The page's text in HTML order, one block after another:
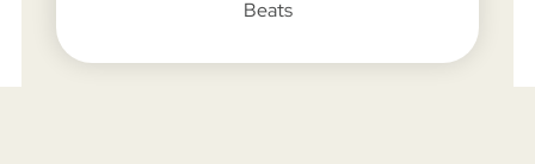
Beats